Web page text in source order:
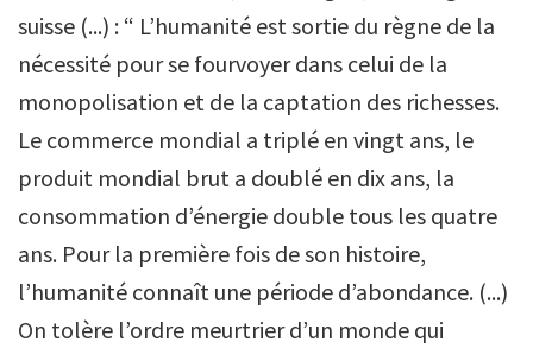
suisse (...) : “ L’humanité est sortie du règne de la
nécessité pour se fourvoyer dans celui de la
monopolisation et de la captation des richesses.
Le commerce mondial a triplé en vingt ans, le
produit mondial brut a doublé en dix ans, la
consommation d’énergie double tous les quatre
ans. Pour la première fois de son histoire,
l’humanité connaît une période d’abondance. (...)
On tolère l’ordre meurtrier d’un monde qui